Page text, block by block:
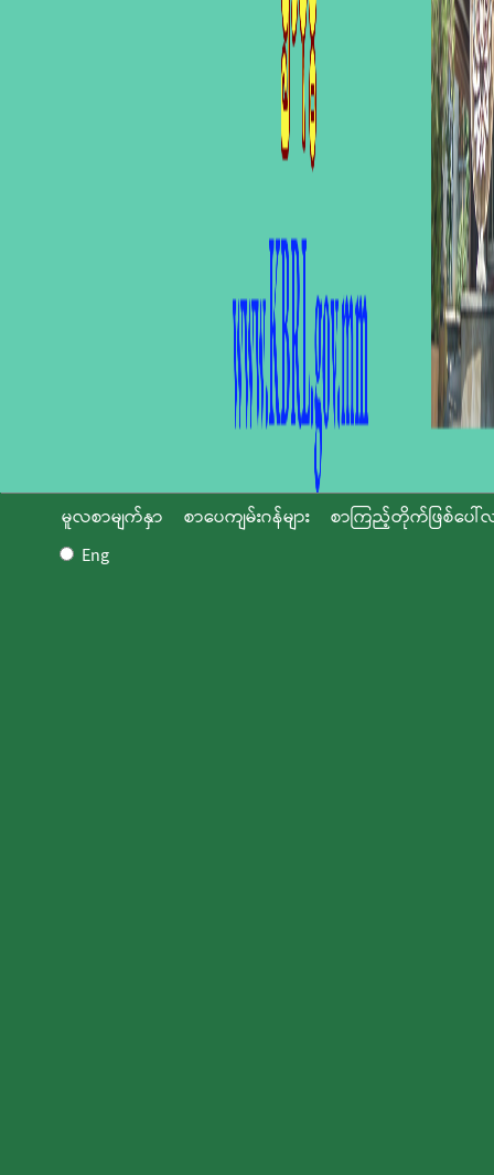
မူလစာမျက်နှာ စာပေကျမ်းဂန်များ
စာကြည့်တိုက်ဖြစ်ပေါ်
Eng